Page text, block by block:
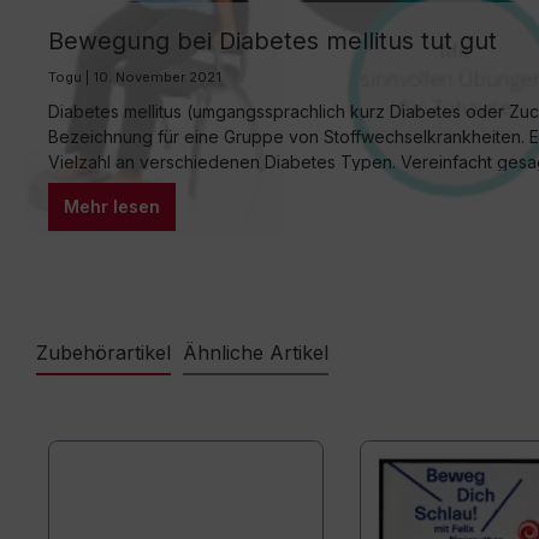
Bewegung bei Diabetes mellitus tut gut
Togu | 10. November 2021
Diabetes mellitus (umgangssprachlich kurz Diabetes oder
Bezeichnung für eine Gruppe von Stoffwechselkrankheiten.
Vielzahl an verschiedenen Diabetes Typen. Vereinfacht
einer Überzuckerung des Blutes. Vom Diabetes Typ II sind
18 bis 79 Jahren betroffen. Da bei diesem…
Mehr lesen
Zubehörartikel Ähnliche Artikel